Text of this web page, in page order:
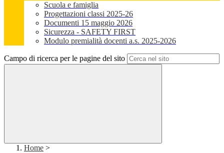
Scuola e famiglia
Progettazioni classi 2025-26
Documenti 15 maggio 2026
Sicurezza - SAFETY FIRST
Modulo premialità docenti a.s. 2025-2026
Campo di ricerca per le pagine del sito
Home >